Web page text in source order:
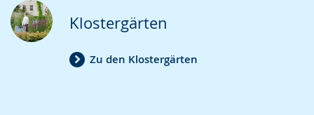
Klostergärten
Zu den Klostergärten